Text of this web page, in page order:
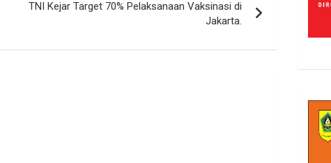
TNI Kejar Target 70% Pelaksanaan Vaksinasi di
Jakarta.